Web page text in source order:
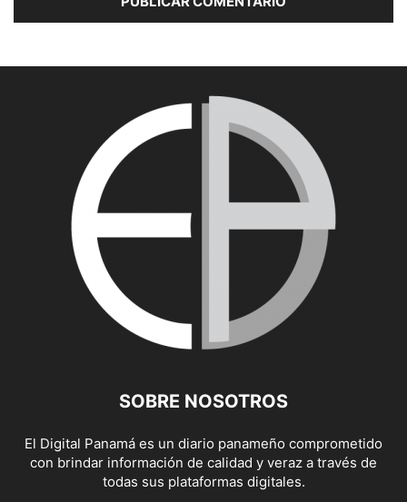
SOBRE NOSOTROS
El Digital Panamá es un diario panameño comprometido
con brindar información de calidad y veraz a través de
todas sus plataformas digitales.